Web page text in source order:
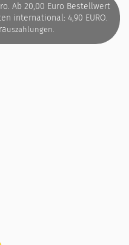
Ab 20,00 Euro Bestellwert
international: 4,90 EURO.
uszahlungen.